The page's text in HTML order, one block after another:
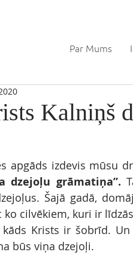
Par Mums
Kalniņš
apgāds izdevis mūsu
dzejoļu grāmatiņa”.
Šajā gadā,
ko cilvēkiem, kuri ir
Krists ir šobrīd.
būs viņa dzejoļi.